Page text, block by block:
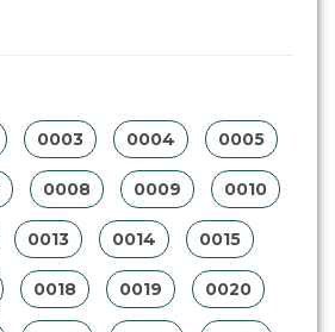
0003 0004 0005
0008 0009 0010
0013 0014 0015
0018 0019 0020